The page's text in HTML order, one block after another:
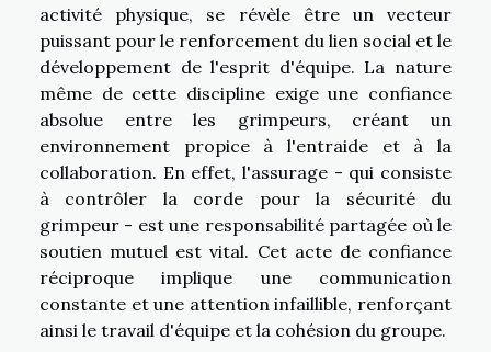
activité physique, se révèle être un vecteur
puissant pour le renforcement du lien social et le
développement de l'esprit d'équipe. La nature
même de cette discipline exige une confiance
absolue entre les grimpeurs, créant un
environnement propice à l'entraide et à la
collaboration. En effet, l'assurage - qui consiste
à contrôler la corde pour la sécurité du
grimpeur - est une responsabilité partagée où le
soutien mutuel est vital. Cet acte de confiance
réciproque implique une communication
constante et une attention infaillible, renforçant
ainsi le travail d'équipe et la cohésion du groupe.